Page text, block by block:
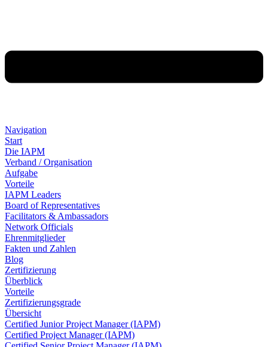
Navigation
Start
Die IAPM
Verband / Organisation
Aufgabe
Vorteile
IAPM Leaders
Board of Representatives
Facilitators & Ambassadors
Network Officials
Ehrenmitglieder
Fakten und Zahlen
Blog
Zertifizierung
Überblick
Vorteile
Zertifizierungsgrade
Übersicht
Certified Junior Project Manager (IAPM)
Certified Project Manager (IAPM)